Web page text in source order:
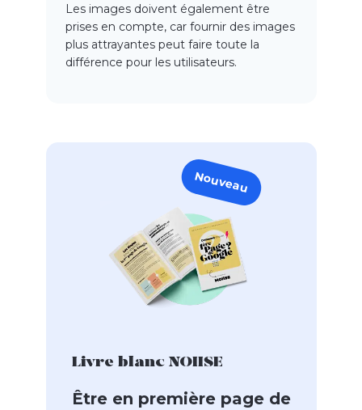
Les images doivent également être
prises en compte, car fournir des images
plus attrayantes peut faire toute la
différence pour les utilisateurs.
Nouveau
Livre blanc NOIISE
Être en première page de